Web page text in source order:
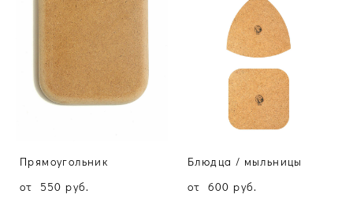
Прямоугольник
от 550 pуб.
Блюдца / мыльницы
от 600 pуб.